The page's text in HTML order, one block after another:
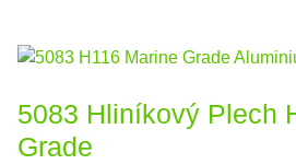
5083 Hliníkový Plech
Grade